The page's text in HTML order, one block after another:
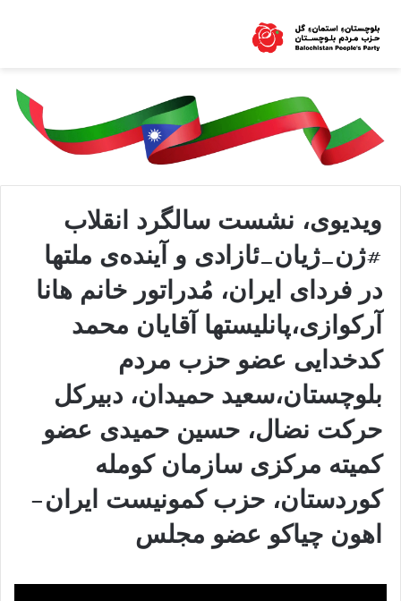
ویدیوی، نشست سالگرد انقلاب
#ژن_ژیان_ئازادی و آیندەی ملتها
در فردای ایران، مُدراتور خانم هانا
آرکوازی،پانلیستها آقایان محمد
کدخدایی عضو حزب مردم
بلوچستان،سعید حمیدان، دبیرکل
حرکت نضال، حسین حمیدی عضو
کمیتە مرکزی سازمان کوملە
کوردستان، حزب کمونیست ایران-
اهون چیاکو عضو مجلس